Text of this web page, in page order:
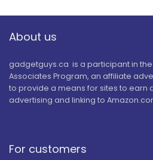
About us
gadgetguys.ca is a participant in the
Associates Program, an affiliate
to provide a means for sites to earn
advertising and linking to
For customers